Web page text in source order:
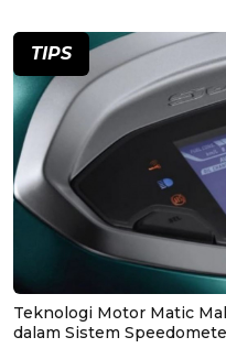
TIPS
Teknologi Motor Matic
dalam Sistem